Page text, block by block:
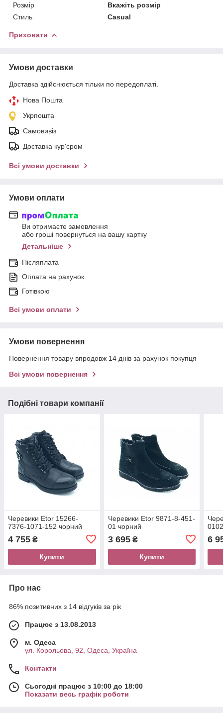
Розмір
Вкажіть розмір
Стиль
Casual
Приховати
Умови доставки
Доставка здійснюється тільки по передоплаті.
Нова Пошта
Укрпошта
Самовивіз
Доставка кур'єром
Всі умови доставки
Умови оплати
Ви отримаєте замовлення
або гроші повернуться на вашу картку
Детальніше
Післяплата
Оплата на рахунок
Готівкою
Всі умови оплати
Умови повернення
Повернення товару впродовж 14 днів за рахунок покупця
Всі умови повернення
Подібні товари компанії
Черевики Etor 15266-
7376-1071-152 чорний
4 755 ₴
Купити
Черевики Etor 9871-8-451-
01 чорний
3 695₴
Купити
6
Про нас
86% позитивних з 14 відгуків за рік
Працює з 13.08.2013
м. Одеса
ул. Корольова, 92, Одеса, Україна
Контакти
Сьогодні працює з 10:00 до 18:00
Показати весь графік роботи